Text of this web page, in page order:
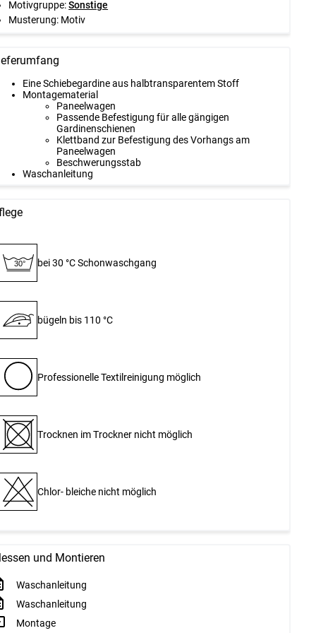
Motivgruppe:Sonstige
Musterung: Motiv
Eine Schiebegardine aus halbtransparentem Stoff
Montagematerial
Paneelwagen
Passende Befestigung für alle gängigen
Gardinenschienen
Klettband zur Befestigung des Vorhangs am
Paneelwagen
Beschwerungsstab
Waschanleitung
30° bei 30 °C Schon­waschgang
bügeln bis 110 °C
Professionelle Textilreinigung möglich
Trocknen im Trockner nicht möglich
Chlor- bleiche nicht möglich
und Montieren
Waschanleitung
Waschanleitung
Montage